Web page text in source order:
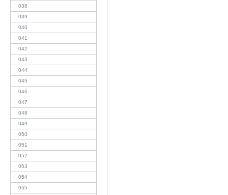
038
039
040
041
042
043
044
045
046
047
048
049
050
051
052
053
054
055